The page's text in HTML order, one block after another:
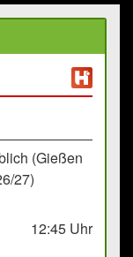
(Gießen
27)
12:45 Uhr